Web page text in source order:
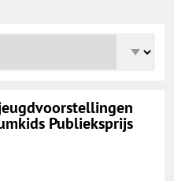
Publieksprijs